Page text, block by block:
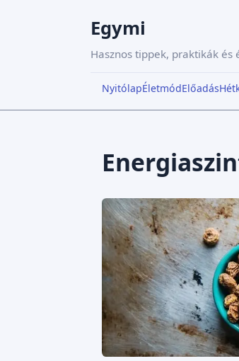
Egymi
Hasznos tippek, praktikák
NyitólapÉletmódElőadás